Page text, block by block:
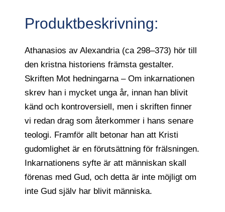
Produktbeskrivning:
Athanasios av Alexandria (ca 298–373) hör till
den kristna historiens främsta gestalter.
Skriften Mot hedningarna – Om inkarnationen
skrev han i mycket unga år, innan han blivit
känd och kontroversiell, men i skriften finner
vi redan drag som återkommer i hans senare
teologi. Framför allt betonar han att Kristi
gudomlighet är en förutsättning för frälsningen.
Inkarnationens syfte är att människan skall
förenas med Gud, och detta är inte möjligt om
inte Gud själv har blivit människa.